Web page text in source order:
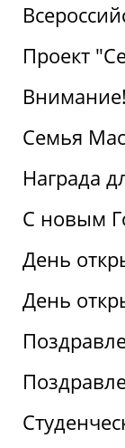
Проект
Семья
Награда
С новым
День
День